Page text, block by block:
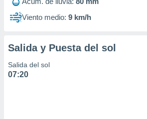
perfiles
utilizar
crear un
Viento medio: 9 km/h
Salida y Puesta del sol
Salida del sol
07:20